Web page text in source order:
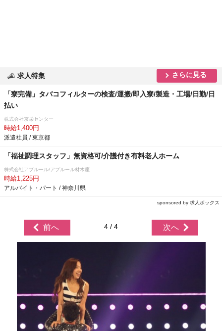
求人特集 さらに見る
「寮完備」タバコフィルターの検査/運搬/即入寮/製造・工場/日勤/日
払い
株式会社京栄センター
時給1,400円
派遣社員 / 東京都
「福祉調理スタッフ」無資格可/介護付き有料老人ホーム
株式会社アプルール/アプルール材木座
時給1,225円
アルバイト・パート / 神奈川県
sponsored by 求人ボックス
前へ 4 / 4 次へ